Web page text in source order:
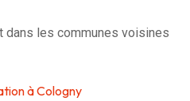
dans les communes voisines
à Cologny